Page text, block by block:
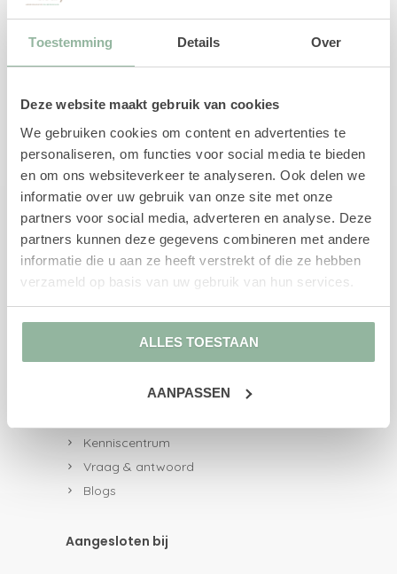
Toestemming Details Over
Deze website maakt gebruik van cookies
We gebruiken cookies om content en advertenties te
personaliseren, om functies voor social media te bieden
en om ons websiteverkeer te analyseren. Ook delen we
informatie over uw gebruik van onze site met onze
partners voor social media, adverteren en analyse. Deze
partners kunnen deze gegevens combineren met andere
informatie die u aan ze heeft verstrekt of die ze hebben
verzameld op basis van uw gebruik van hun services.
ALLES TOESTAAN
AANPASSEN
werkgevers en werknemers in re-integratie,
loopbaanvraagstukken, arbeidsdeskundig
advies en persoonlijke ontwikkeling.
Direct naar
UWV-trajecten
Re-integratiebegeleiding
Re-integratie 1e spoor
Re-integratie 2e spoor
Re-integratie 1e en 2e spoor
Loopbaancheck
Loopbaananalyse
AD onderzoek
Kenniscentrum
Vraag & antwoord
Blogs
Aangesloten bij